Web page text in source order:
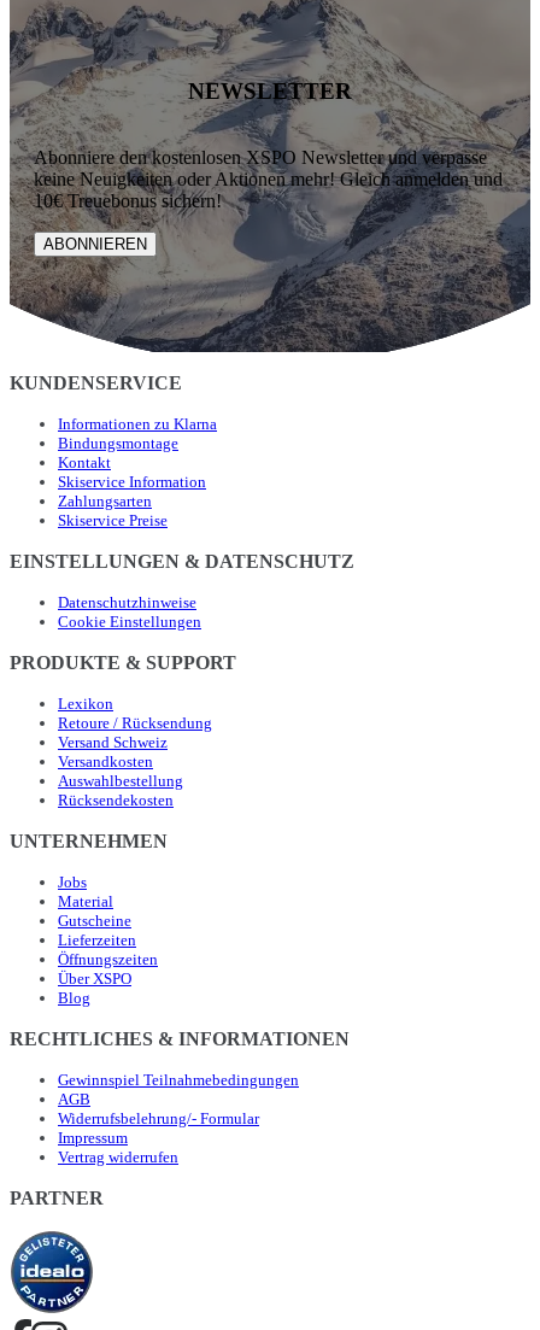
NEWSLETTER
Abonniere den kostenlosen XSPO Newsletter und verpasse
keine Neuigkeiten oder Aktionen mehr! Gleich anmelden und
10€ Treuebonus sichern!
ABONNIEREN
KUNDENSERVICE
Informationen zu Klarna
Bindungsmontage
Kontakt
Skiservice Information
Zahlungsarten
Skiservice Preise
EINSTELLUNGEN & DATENSCHUTZ
Datenschutzhinweise
Cookie Einstellungen
PRODUKTE & SUPPORT
Lexikon
Retoure / Rücksendung
Versand Schweiz
Versandkosten
Auswahlbestellung
Rücksendekosten
UNTERNEHMEN
Jobs
Material
Gutscheine
Lieferzeiten
Öffnungszeiten
Über XSPO
Blog
RECHTLICHES & INFORMATIONEN
Gewinnspiel Teilnahmebedingungen
AGB
Widerrufsbelehrung/- Formular
Impressum
Vertrag widerrufen
PARTNER